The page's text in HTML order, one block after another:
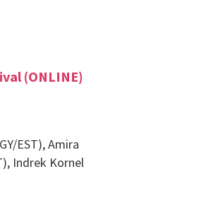
(ONLINE)
EST), Amira
Indrek Kornel